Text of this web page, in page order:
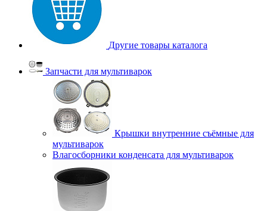
Другие товары каталога
Запчасти для мультиварок
Крышки внутренние съёмные для
мультиварок
Влагосборники конденсата для мультиварок